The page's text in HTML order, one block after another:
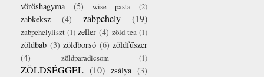
vöröshagyma (5) wise pasta (2)
zabkeksz (4) zabpehely (19)
zabpehelyliszt (1) zeller (4) zöld tea (1)
zöldbab (3) zöldborsó (6) zöldfűszer
(4)
zöldparadicsom (1)
ZÖLDSÉGGEL (10) zsálya (3)